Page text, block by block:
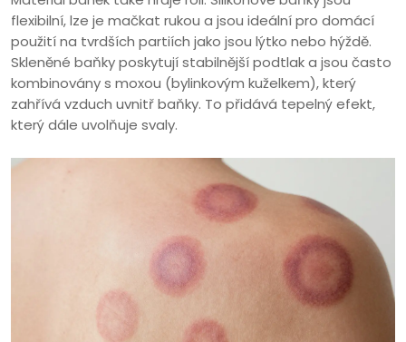
flexibilní, lze je mačkat rukou a jsou ideální pro domácí
použití na tvrdších partiích jako jsou lýtko nebo hýždě.
Skleněné baňky poskytují stabilnější podtlak a jsou často
kombinovány s moxou (bylinkovým kuželkem), který
zahřívá vzduch uvnitř baňky. To přidává tepelný efekt,
který dále uvolňuje svaly.